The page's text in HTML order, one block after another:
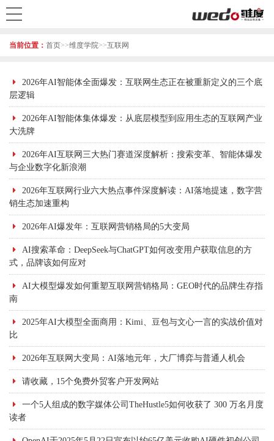
当前位置： 首页>>维度学院>>互联网
2026年AI智能体全面爆发：互联网生态正在被重新定义的三个底
层逻辑
2026年AI智能体集体爆发：从底层模型到应用生态的互联网产业
大洗牌
2026年AI互联网三大热门赛道深度解析：搜索变革、智能体爆发
与企业数字化新浪潮
2026年互联网行业六大热点事件深度解读：AI落地提速，数字营
销生态加速重构
2026年AI爆发年：互联网营销格局的5大变局
AI搜索革命：DeepSeek与ChatGPT如何改变用户获取信息的方
式，品牌该如何应对
AI大模型爆发如何重塑互联网营销格局：GEO时代的品牌生存指
南
2025年AI大模型全面商用：Kimi、豆包与文心一言的实战价值对
比
2026年互联网大变局：AI落地元年，大厂博弈与普通人机会
请收藏，15个免费外贸客户开发网站
一个5人组成的数字媒体公司TheHustle5如何收获了 300 万名月度
读者